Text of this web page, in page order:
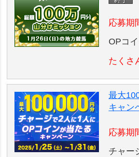
応募期
OPコ
たくさ
最大
キャン
応募期
チャー